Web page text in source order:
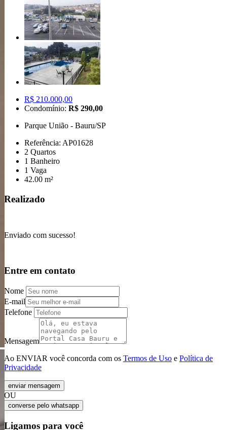
R$ 210.000,00
Condomínio: R$ 290,00
Parque União - Bauru/SP
Referência: AP01628
2 Quartos
1 Banheiro
1 Vaga
42.00 m²
Realizado
Enviado com sucesso!
Entre em contato
Nome
E-mail
Telefone
Mensagem
Ao ENVIAR você concorda com os Termos de Uso e Política de
Privacidade
enviar mensagem
OU
converse pelo whatsapp
Ligamos para você